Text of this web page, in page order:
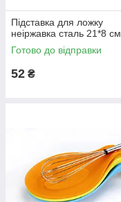
Підставка для ложку
неіржавка сталь 21*8 см
Готово до відправки
52 ₴